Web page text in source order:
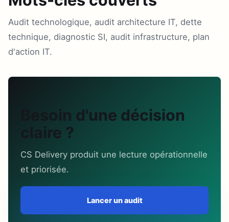
Audit technologique, audit architecture IT, dette
technique, diagnostic SI, audit infrastructure, plan
d'action IT.
Besoin d'une décision
claire ?
CS Delivery produit une lecture opérationnelle
et priorisée.
Lancer un audit